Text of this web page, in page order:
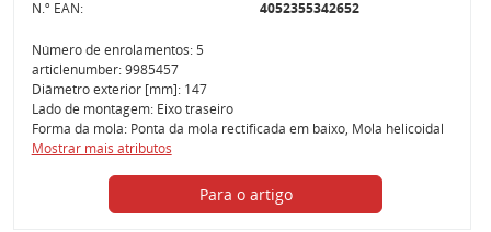
N.º EAN:
4052355342652
Número de enrolamentos: 5
articlenumber: 9985457
Diâmetro exterior [mm]: 147
Lado de montagem: Eixo traseiro
Forma da mola: Ponta da mola rectificada em baixo, Mola helicoidal
Mostrar mais atributos
Para o artigo